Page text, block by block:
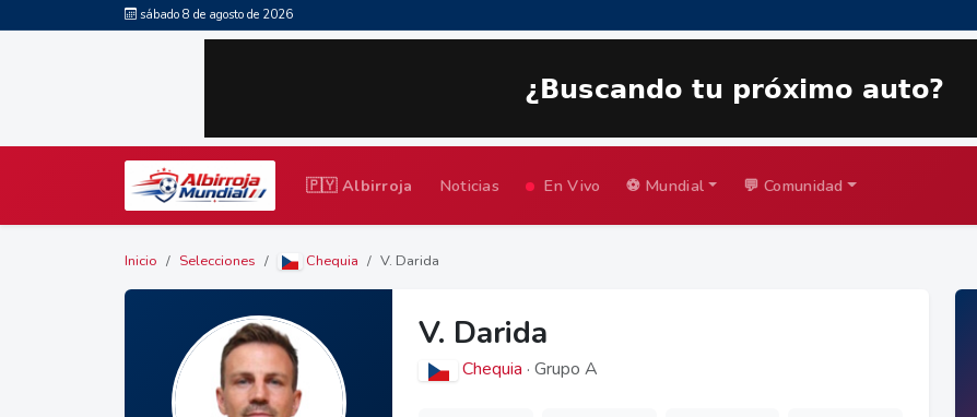
sábado 8 de agosto de 2026
🇵🇾 Albirroja Noticias En Vivo ⚽ Mundial 💬 Comunidad
Inicio Selecciones Chequia V. Darida
V. Darida
Chequia · Grupo A